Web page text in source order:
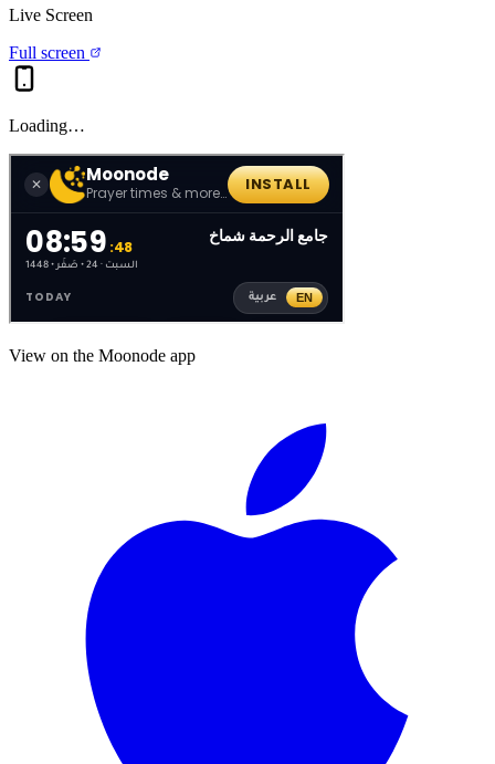
Live Screen
Full screen
Loading…
View on the Moonode app